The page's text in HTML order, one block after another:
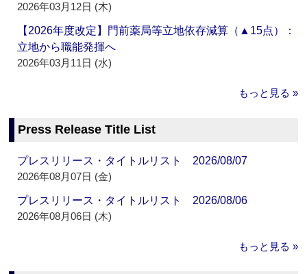
2026年03月12日 (木)
【2026年度改定】門前薬局等立地依存減算（▲15点）：
立地から職能発揮へ
2026年03月11日 (水)
もっと見る »
Press Release Title List
プレスリリース・タイトルリスト 2026/08/07
2026年08月07日 (金)
プレスリリース・タイトルリスト 2026/08/06
2026年08月06日 (木)
もっと見る »